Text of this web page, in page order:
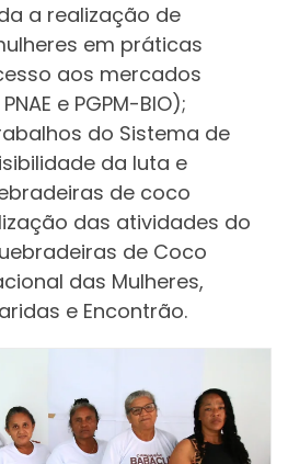
a realização de
em práticas
aos mercados
e PGPM-BIO);
do Sistema de
da luta e
de coco
das atividades do
de Coco
das Mulheres,
e Encontrão.